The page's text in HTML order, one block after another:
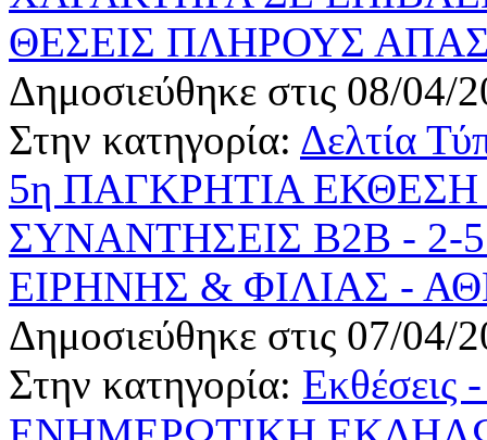
ΘΕΣΕΙΣ ΠΛΗΡΟΥΣ
Δημοσιεύθηκε στις 08/04/
Στην κατηγορία: Δελτία
5η ΠΑΓΚΡΗΤΙΑ
ΣΥΝΑΝΤΗΣΕΙΣ Β2Β - 2-
ΕΙΡΗΝΗΣ & ΦΙΛΙΑΣ -
Δημοσιεύθηκε στις 07/04/
Στην κατηγορία: Εκθέσεις